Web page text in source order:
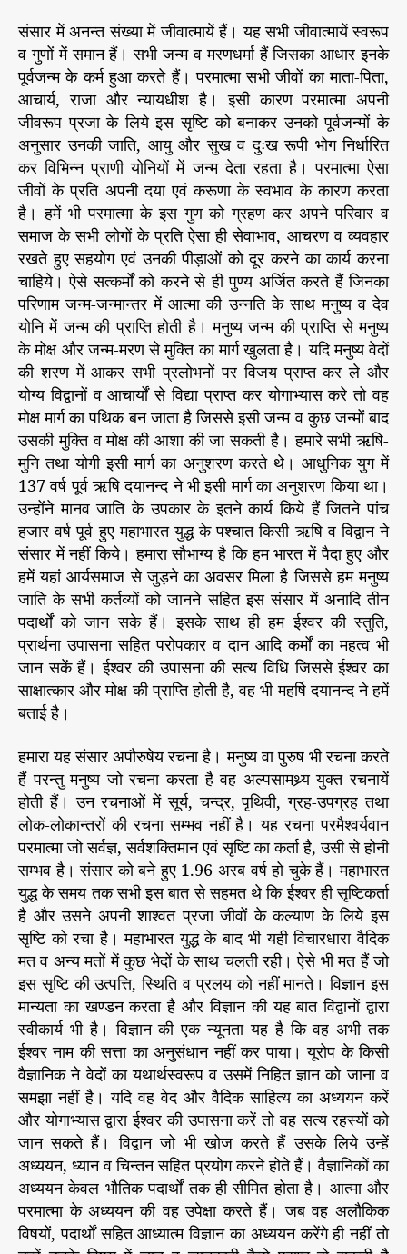
संसार में अनन्त संख्या में जीवात्मायें हैं। यह सभी जीवात्मायें स्वरूप
व गुणों में समान हैं। सभी जन्म व मरणधर्मा हैं जिसका आधार इनके
पूर्वजन्म के कर्म हुआ करते हैं। परमात्मा सभी जीवों का माता-पिता,
आचार्य, राजा और न्यायधीश है। इसी कारण परमात्मा अपनी
जीवरूप प्रजा के लिये इस सृष्टि को बनाकर उनको पूर्वजन्मों के
अनुसार उनकी जाति, आयु और सुख व दुःख रूपी भोग निर्धारित
कर विभिन्न प्राणी योनियों में जन्म देता रहता है। परमात्मा ऐसा
जीवों के प्रति अपनी दया एवं करूणा के स्वभाव के कारण करता
है। हमें भी परमात्मा के इस गुण को ग्रहण कर अपने परिवार व
समाज के सभी लोगों के प्रति ऐसा ही सेवाभाव, आचरण व व्यवहार
रखते हुए सहयोग एवं उनकी पीड़ाओं को दूर करने का कार्य करना
चाहिये। ऐसे सत्कर्मों को करने से ही पुण्य अर्जित करते हैं जिनका
परिणाम जन्म-जन्मान्तर में आत्मा की उन्नति के साथ मनुष्य व देव
योनि में जन्म की प्राप्ति होती है। मनुष्य जन्म की प्राप्ति से मनुष्य
के मोक्ष और जन्म-मरण से मुक्ति का मार्ग खुलता है। यदि मनुष्य वेदों
की शरण में आकर सभी प्रलोभनों पर विजय प्राप्त कर ले और
योग्य विद्वानों व आचार्यों से विद्या प्राप्त कर योगाभ्यास करे तो वह
मोक्ष मार्ग का पथिक बन जाता है जिससे इसी जन्म व कुछ जन्मों बाद
उसकी मुक्ति व मोक्ष की आशा की जा सकती है। हमारे सभी ऋषि-
मुनि तथा योगी इसी मार्ग का अनुशरण करते थे। आधुनिक युग में
137 वर्ष पूर्व ऋषि दयानन्द ने भी इसी मार्ग का अनुशरण किया था।
उन्होंने मानव जाति के उपकार के इतने कार्य किये हैं जितने पांच
हजार वर्ष पूर्व हुए महाभारत युद्ध के पश्चात किसी ऋषि व विद्वान ने
संसार में नहीं किये। हमारा सौभाग्य है कि हम भारत में पैदा हुए और
हमें यहां आर्यसमाज से जुड़ने का अवसर मिला है जिससे हम मनुष्य
जाति के सभी कर्तव्यों को जानने सहित इस संसार में अनादि तीन
पदार्थों को जान सके हैं। इसके साथ ही हम ईश्वर की स्तुति,
प्रार्थना उपासना सहित परोपकार व दान आदि कर्मों का महत्व भी
जान सकें हैं। ईश्वर की उपासना की सत्य विधि जिससे ईश्वर का
साक्षात्कार और मोक्ष की प्राप्ति होती है, वह भी महर्षि दयानन्द ने हमें
बताई है।
हमारा यह संसार अपौरुषेय रचना है। मनुष्य वा पुरुष भी रचना करते
हैं परन्तु मनुष्य जो रचना करता है वह अल्पसामथ्र्य युक्त रचनायें
होती हैं। उन रचनाओं में सूर्य, चन्द्र, पृथिवी, ग्रह-उपग्रह तथा
लोक-लोकान्तरों की रचना सम्भव नहीं है। यह रचना परमैश्वर्यवान
परमात्मा जो सर्वज्ञ, सर्वशक्तिमान एवं सृष्टि का कर्ता है, उसी से होनी
सम्भव है। संसार को बने हुए 1.96 अरब वर्ष हो चुके हैं। महाभारत
युद्ध के समय तक सभी इस बात से सहमत थे कि ईश्वर ही सृष्टिकर्ता
है और उसने अपनी शाश्वत प्रजा जीवों के कल्याण के लिये इस
सृष्टि को रचा है। महाभारत युद्ध के बाद भी यही विचारधारा वैदिक
मत व अन्य मतों में कुछ भेदों के साथ चलती रही। ऐसे भी मत हैं जो
इस सृष्टि की उत्पत्ति, स्थिति व प्रलय को नहीं मानते। विज्ञान इस
मान्यता का खण्डन करता है और विज्ञान की यह बात विद्वानों द्वारा
स्वीकार्य भी है। विज्ञान की एक न्यूनता यह है कि वह अभी तक
ईश्वर नाम की सत्ता का अनुसंधान नहीं कर पाया। यूरोप के किसी
वैज्ञानिक ने वेदों का यथार्थस्वरूप व उसमें निहित ज्ञान को जाना व
समझा नहीं है। यदि वह वेद और वैदिक साहित्य का अध्ययन करें
और योगाभ्यास द्वारा ईश्वर की उपासना करें तो वह सत्य रहस्यों को
जान सकते हैं। विद्वान जो भी खोज करते हैं उसके लिये उन्हें
अध्ययन, ध्यान व चिन्तन सहित प्रयोग करने होते हैं। वैज्ञानिकों का
अध्ययन केवल भौतिक पदार्थों तक ही सीमित होता है। आत्मा और
परमात्मा के अध्ययन की वह उपेक्षा करते हैं। जब वह अलौकिक
विषयों, पदार्थों सहित आध्यात्म विज्ञान का अध्ययन करेंगे ही नहीं तो